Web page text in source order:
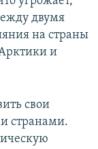
двумя
на страны
и
свои
странами.